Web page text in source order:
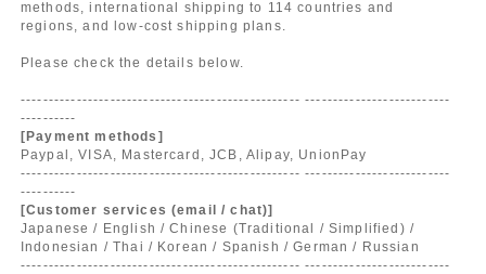
methods, international shipping to 114 countries and
regions, and low-cost shipping plans.
Please check the details below.
-------------------------------------------------- --------------------------
----------
[Payment methods]
Paypal, VISA, Mastercard, JCB, Alipay, UnionPay
-------------------------------------------------- --------------------------
----------
[Customer services (email / chat)]
Japanese / English / Chinese (Traditional / Simplified) /
Indonesian / Thai / Korean / Spanish / German / Russian
-------------------------------------------------- --------------------------